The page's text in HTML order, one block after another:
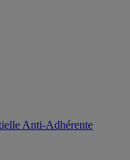
Anti-Adhérente